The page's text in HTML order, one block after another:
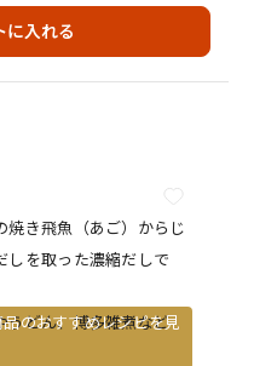
あごだし1：水1
あごだし1：水5
に入れる
焼き飛魚（あご）からじ
しを取った濃縮だしで
うどん、博多雑煮など
のおすすめレシピを見